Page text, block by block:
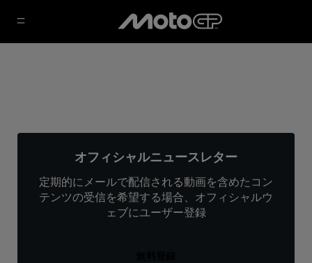
オフィシャルニュースレター
定期的にメールで配信される動画を含めたコン
テンツの受信を希望する場合、オフィシャルウ
ェブにユーザー登録